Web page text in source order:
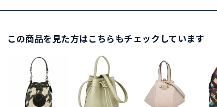
この商品を見た方はこちらもチェックしています